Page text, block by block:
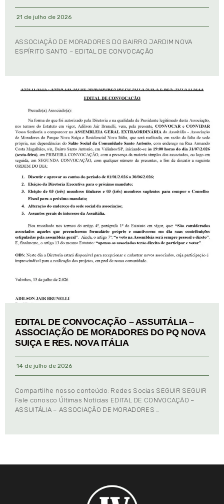
21 de julho de 2026
ASSOCIAÇÃO DE MORADORES DO BAIRRO JARDIM NOVA
ESPÍRITO SANTO – EDITAL DE CONVOCAÇÃO
EDITAL DE CONVOCAÇÃO – ASSUITÁLIA –
ASSOCIAÇÃO DE MORADORES DO PQ NOVA
SUIÇA E RES. NOVA ITÁLIA
14 de julho de 2026
Compartilhe nosso conteúdo: Redes Socias SEGUIR SEGUIR
Fale conosco Últimas Notícias EDITAL DE CONVOCAÇÃO –
ASSUITÁLIA – ASSOCIAÇÃO DE MORADORES …